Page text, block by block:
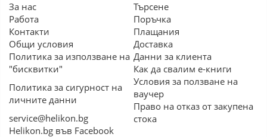
За нас
Работа
Контакти
Общи условия
Политика за използване на
"бисквитки"
Политика за сигурност на
личните данни
service@helikon.bg
Helikon.bg във Facebook
Търсене
Поръчка
Плащания
Доставка
Данни за клиента
Как да свалим е-книги
Условия за ползване на
ваучер
Право на отказ от закупена
стока